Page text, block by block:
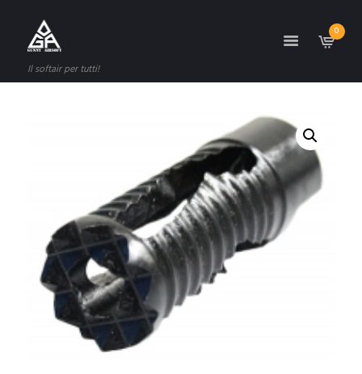
Il softair per tutti!
0